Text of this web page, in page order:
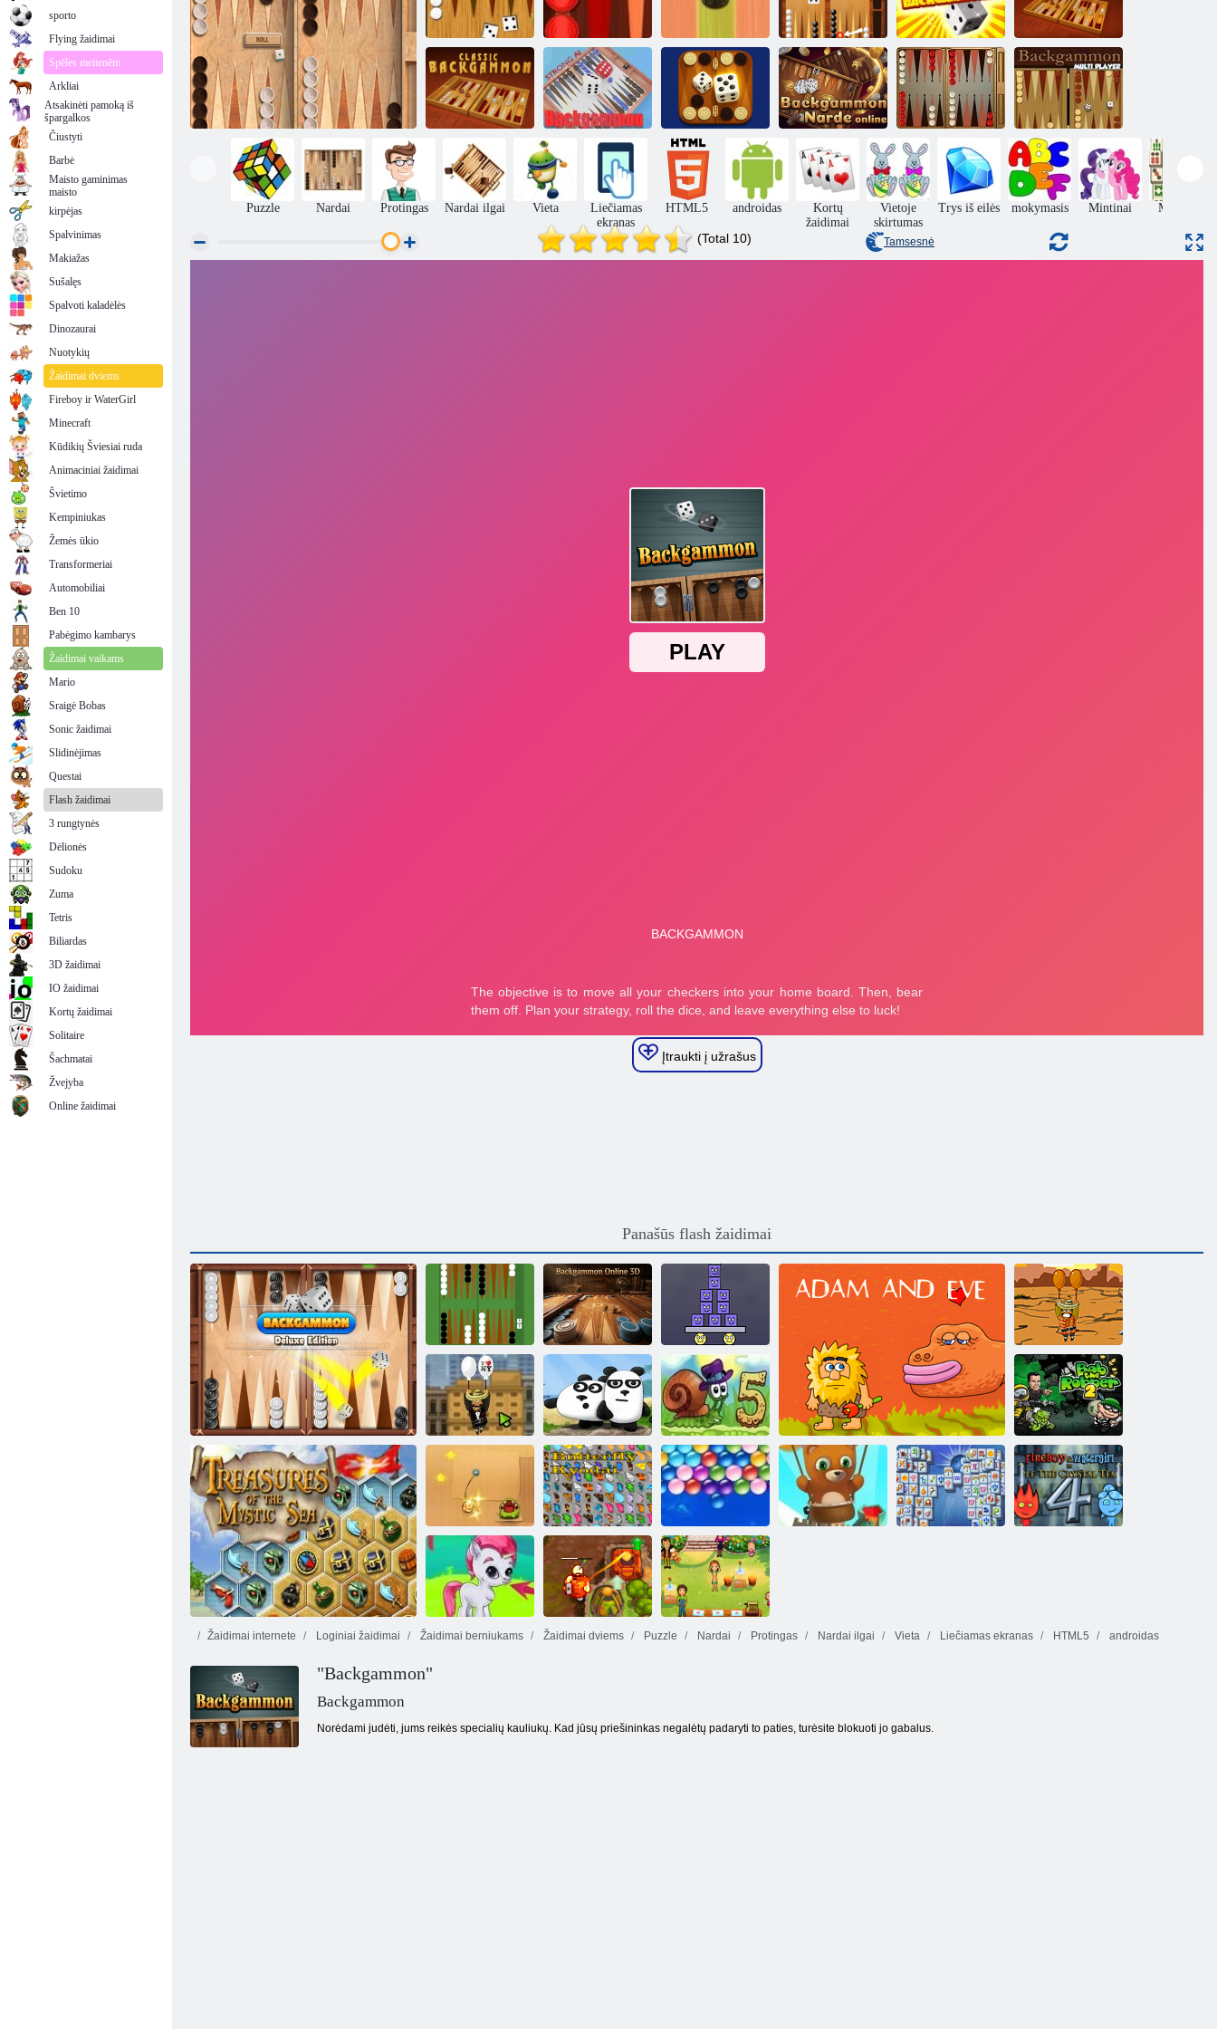
Klasikinis nardai
Nardai
Klasikinis
Suši nardai Nardai Backgammonia
Klasikinis
nardai,
multiplayer
Klasikinis
„Backgammon“
Nardai
Backgammon
dvikova
Backgammon
Narde internete
Nardai
Arkadium
„Backgammon“
kelių žaidėjų
žaidimas
Puzzle Nardai Protingas Nardai ilgai Vieta
Liečiamas
ekranas
HTML5 androidas
Kortų
žaidimai
Vietoje
skirtumas
Trys iš eilės mokymasis Mintinai Mahjong
(Total 10) Tamsesnė
Įtraukti į užrašus
Panašūs flash žaidimai
„Backgammon Deluxe“ leidimas
Trumpas
„Backgammon“
Backgammon
Online 3D
„Super Stacker
2“
„Amigo
Pancho“
„Amigo Pancho
2“: Niujorko
vakarėlis
3 pandos
Sraigė bob 5
meilės istorija
Bob plėšiką 2
Nupjauti virvę Drugelis kyodai
Begalinis
Burbulai
Žaidimai internete Loginiai žaidimai Žaidimai berniukams Žaidimai dviems Puzzle Nardai Protingas Nardai ilgai Vieta Liečiamas ekranas HTML5 androidas
"Backgammon"
Backgammon
Norėdami judėti, jums reikės specialių kauliukų. Kad jūsų priešininkas negalėtų padaryti to paties, turėsite blokuoti jo gabalus.
sporto
Flying žaidimai
Spēles meitenēm
Arkliai
Atsakinėti pamoką iš
špargalkos
Čiustyti
Barbė
Maisto gaminimas
maisto
kirpėjas
Spalvinimas
Makiažas
Sušalęs
Spalvoti kaladėlės
Dinozaurai
Nuotykių
Žaidimai dviems
Fireboy ir WaterGirl
Minecraft
Kūdikių Šviesiai ruda
Animaciniai žaidimai
Švietimo
Kempiniukas
Žemės ūkio
Transformeriai
Automobiliai
Ben 10
Pabėgimo kambarys
Žaidimai vaikams
Mario
Sraigė Bobas
Sonic žaidimai
Slidinėjimas
Questai
Flash žaidimai
3 rungtynės
Dėlionės
Sudoku
Zuma
Tetris
Biliardas
3D žaidimai
IO žaidimai
Kortų žaidimai
Solitaire
Šachmatai
Žvejyba
Online žaidimai